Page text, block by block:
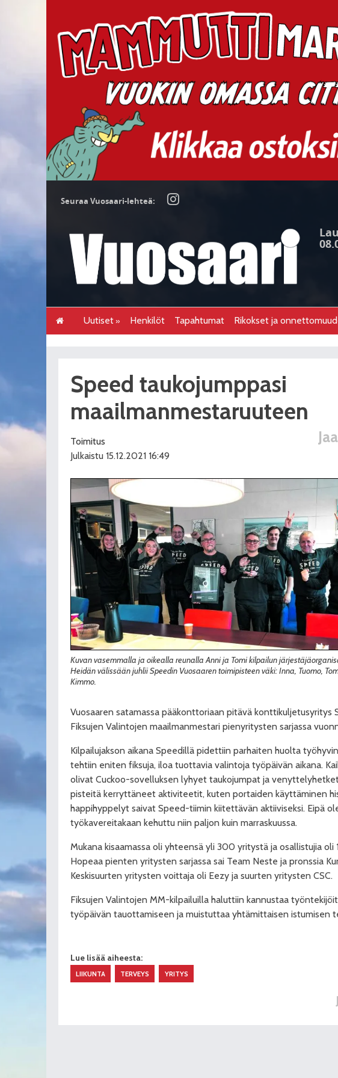
Seuraa Vuosaari-lehteä:
Uutiset Henkilöt Tapahtumat Rikokset ja
Speed taukojumppasi
maailmanmestaruuteen
Toimitus
Julkaistu 15.12.2021 16:49
Kuvan vasemmalla ja oikealla reunalla Anni ja Tomi kilpailun
Heidän välissään juhlii Speedin Vuosaaren toimipisteen väki: Inna, Tuomo,
Kimmo.
Vuosaaren satamassa pääkonttoriaan pitävä konttikuljetusyritys
Fiksujen Valintojen maailmanmestari pienyritysten sarjassa
Kilpailujakson aikana Speedillä pidettiin parhaiten huolta
tehtiin eniten fiksuja, iloa tuottavia valintoja työpäivän aikana.
olivat Cuckoo-sovelluksen lyhyet taukojumpat ja
pisteitä kerryttäneet aktiviteetit, kuten portaiden käyttäminen
happihyppelyt saivat Speed-tiimin kiitettävän aktiiviseksi. Eipä
työkavereitakaan kehuttu niin paljon kuin marraskuussa.
Mukana kisaamassa oli yhteensä yli 300 yritystä ja osallistujia oli
Hopeaa pienten yritysten sarjassa sai Team Neste ja pronssia
Keskisuurten yritysten voittaja oli Eezy ja suurten yritysten CSC.
Fiksujen Valintojen MM-kilpailuilla haluttiin kannustaa
työpäivän tauottamiseen ja muistuttaa yhtämittaisen istumisen
Lue lisää aiheesta:
LIIKUNTA TERVEYS YRITYS